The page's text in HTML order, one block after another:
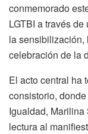
conmemorado
LGTBI a través
la
celebración de la
El acto central ha
consistorio,
Igualdad,
lectura al